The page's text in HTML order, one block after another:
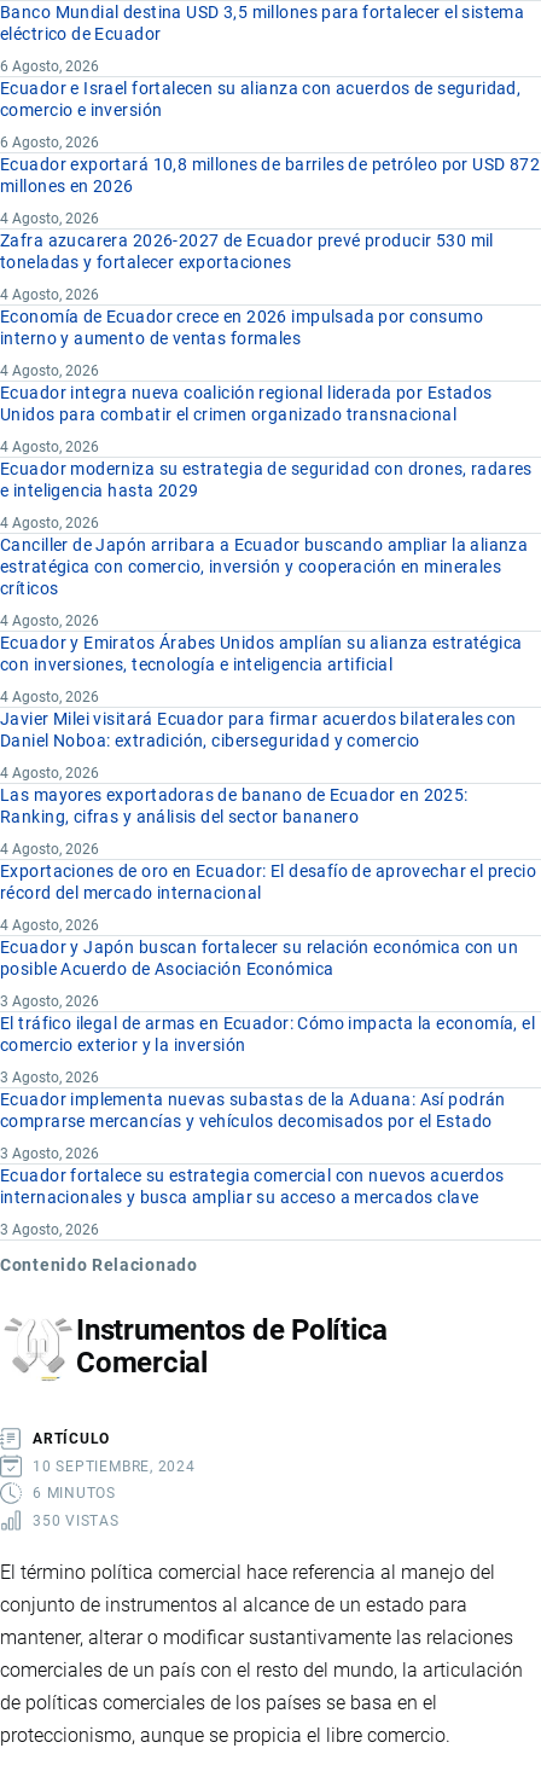
Banco Mundial destina USD 3,5 millones para fortalecer el sistema
eléctrico de Ecuador
6 Agosto, 2026
Ecuador e Israel fortalecen su alianza con acuerdos de seguridad,
comercio e inversión
6 Agosto, 2026
Ecuador exportará 10,8 millones de barriles de petróleo por USD 872
millones en 2026
4 Agosto, 2026
Zafra azucarera 2026-2027 de Ecuador prevé producir 530 mil
toneladas y fortalecer exportaciones
4 Agosto, 2026
Economía de Ecuador crece en 2026 impulsada por consumo
interno y aumento de ventas formales
4 Agosto, 2026
Ecuador integra nueva coalición regional liderada por Estados
Unidos para combatir el crimen organizado transnacional
4 Agosto, 2026
Ecuador moderniza su estrategia de seguridad con drones, radares
e inteligencia hasta 2029
4 Agosto, 2026
Canciller de Japón arribara a Ecuador buscando ampliar la alianza
estratégica con comercio, inversión y cooperación en minerales
críticos
4 Agosto, 2026
Ecuador y Emiratos Árabes Unidos amplían su alianza estratégica
con inversiones, tecnología e inteligencia artificial
4 Agosto, 2026
Javier Milei visitará Ecuador para firmar acuerdos bilaterales con
Daniel Noboa: extradición, ciberseguridad y comercio
4 Agosto, 2026
Las mayores exportadoras de banano de Ecuador en 2025:
Ranking, cifras y análisis del sector bananero
4 Agosto, 2026
Exportaciones de oro en Ecuador: El desafío de aprovechar el precio
récord del mercado internacional
4 Agosto, 2026
Ecuador y Japón buscan fortalecer su relación económica con un
posible Acuerdo de Asociación Económica
3 Agosto, 2026
El tráfico ilegal de armas en Ecuador: Cómo impacta la economía, el
comercio exterior y la inversión
3 Agosto, 2026
Ecuador implementa nuevas subastas de la Aduana: Así podrán
comprarse mercancías y vehículos decomisados por el Estado
3 Agosto, 2026
Ecuador fortalece su estrategia comercial con nuevos acuerdos
internacionales y busca ampliar su acceso a mercados clave
3 Agosto, 2026
Contenido Relacionado
Instrumentos de Política
Comercial
ARTÍCULO
10 SEPTIEMBRE, 2024
6 MINUTOS
350 VISTAS
El término política comercial hace referencia al manejo del
conjunto de instrumentos al alcance de un estado para
mantener, alterar o modificar sustantivamente las relaciones
comerciales de un país con el resto del mundo, la articulación
de políticas comerciales de los países se basa en el
proteccionismo, aunque se propicia el libre comercio.